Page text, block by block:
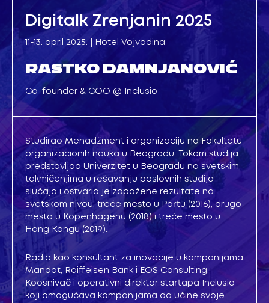
Digitalk Zrenjanin 2025
11-13. april 2025. | Hotel Vojvodina
RASTKO DAMNJANOVIĆ
Co-founder & COO @ Inclusio
Studirao Menadžment i organizaciju na Fakultetu
organizacionih nauka u Beogradu. Tokom studija
predstavljao Univerzitet u Beogradu na svetskim
takmičenjima u rešavanju poslovnih studija
slučaja i ostvario je zapažene rezultate na
svetskom nivou: treće mesto u Portu (2016), drugo
mesto u Kopenhagenu (2018) i treće mesto u
Hong Kongu (2019).
Radio kao konsultant za inovacije u kompanijama
Mandat, Raiffeisen Bank i EOS Consulting.
Koosnivač i operativni direktor startapa Inclusio
koji omogućava kompanijama da učine svoje